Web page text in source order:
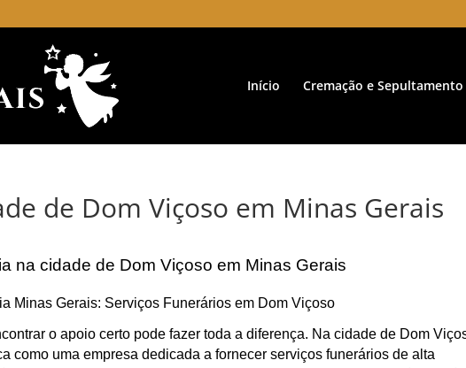
Início Cremação e Sepultamento
de Dom Viçoso em Minas Gerais
na cidade de Dom Viçoso em Minas Gerais
Minas Gerais: Serviços Funerários em Dom Viçoso
o apoio certo pode fazer toda a diferença. Na cidade de Dom
como uma empresa dedicada a fornecer serviços funerários de alta